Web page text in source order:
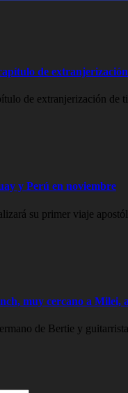
de
de extranjerización de
y Perú en noviembre
su primer viaje
muy cercano a
de Bertie y